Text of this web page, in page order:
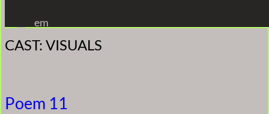
Inhalt
springen
em
CAST: VISUALS
Poem 11